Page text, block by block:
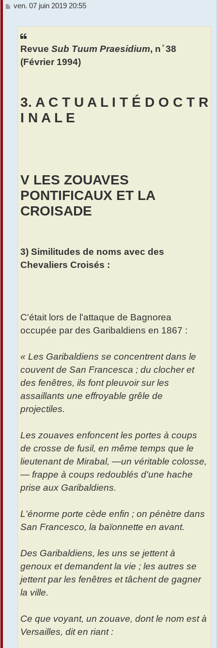
M
ven. 07 juin 2019 20:55
Revue Sub Tuum Praesidium, n ̊ 38
(Février 1994)
3. A C T U A L I T É D O C T R
I N A L E
V LES ZOUAVES
PONTIFICAUX ET LA
CROISADE
3) Similitudes de noms avec des
Chevaliers Croisés :
C'était lors de l'attaque de Bagnorea
occupée par des Garibaldiens en 1867 :
« Les Garibaldiens se concentrent dans le
couvent de San Francesca ; du clocher et
des fenêtres, ils font pleuvoir sur les
assaillants une effroyable grêle de
projectiles.
Les zouaves enfoncent les portes à coups
de crosse de fusil, en même temps que le
lieutenant de Mirabal, —un véritable colosse,
— frappe à coups redoublés d'une hache
prise aux Garibaldiens.
L'énorme porte cède enfin ; on pénètre dans
San Francesco, la baïonnette en avant.
Des Garibaldiens, les uns se jettent à
genoux et demandent la vie ; les autres se
jettent par les fenêtres et tâchent de gagner
la ville.
Ce que voyant, un zouave, dont le nom est à
Versailles, dit en riant :